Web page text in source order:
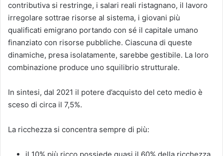
contributiva si restringe, i salari reali ristagnano, il lavoro
irregolare sottrae risorse al sistema, i giovani più
qualificati emigrano portando con sé il capitale umano
finanziato con risorse pubbliche. Ciascuna di queste
dinamiche, presa isolatamente, sarebbe gestibile. La loro
combinazione produce uno squilibrio strutturale.
In sintesi, dal 2021 il potere d’acquisto del ceto medio è
sceso di circa il 7,5%.
La ricchezza si concentra sempre di più: